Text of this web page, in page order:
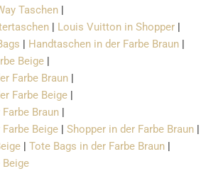
Taschen |
| Louis Vuitton in Shopper |
| Handtaschen in der Farbe Braun |
Beige |
Farbe Braun |
Farbe Beige |
Braun |
Beige | Shopper in der Farbe Braun |
| Tote Bags in der Farbe Braun |
Beige